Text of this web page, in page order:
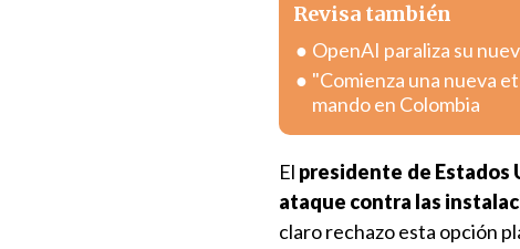
Revisa también
OpenAI paraliza su
"Comienza una nueva
mando en Colombia
El presidente de Estados
ataque contra las
claro rechazo esta opción